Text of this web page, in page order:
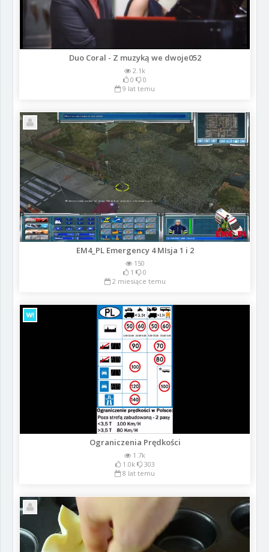
Duo Coral - Z muzyką we dwoje052
2.1k
0
0
9 lat temu
EM4_PL Emergency 4 MIsja 1 i 2
150
1
0
2 miesiące temu
Ograniczenia Prędkości
1.7k
1.0k
303
8 lat temu